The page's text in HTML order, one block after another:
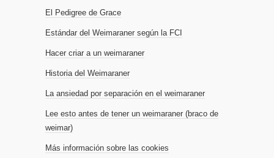
El Pedigree de Grace
Estándar del Weimaraner según la FCI
Hacer criar a un weimaraner
Historia del Weimaraner
La ansiedad por separación en el weimaraner
Lee esto antes de tener un weimaraner (braco de
weimar)
Más información sobre las cookies